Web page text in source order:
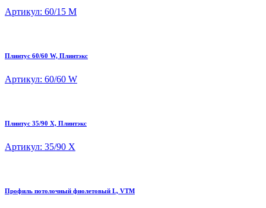
Артикул: 60/15 M
Плинтус 60/60 W, Плинтэкс
Артикул: 60/60 W
Плинтус 35/90 X, Плинтэкс
Артикул: 35/90 X
Профиль потолочный фиолетовый L, VTM